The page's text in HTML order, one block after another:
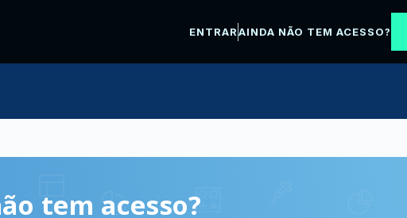
ENTRARAINDA NÃO TEM ACESSO?
tem acesso?